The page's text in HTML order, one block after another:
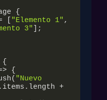
{
[ "Elemento 1"
3"
];
{
"Nuevo